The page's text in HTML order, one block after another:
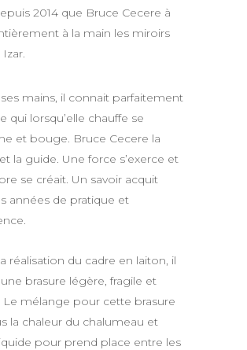
2014 que Bruce Cecere à
à la main les miroirs
mains, il connait parfaitement
qui lorsqu’elle chauffe se
et bouge. Bruce Cecere la
la guide. Une force s’exerce et
se créait. Un savoir acquit
années de pratique et
réalisation du cadre en laiton, il
brasure légère, fragile et
Le mélange pour cette brasure
la chaleur du chalumeau et
pour prend place entre les